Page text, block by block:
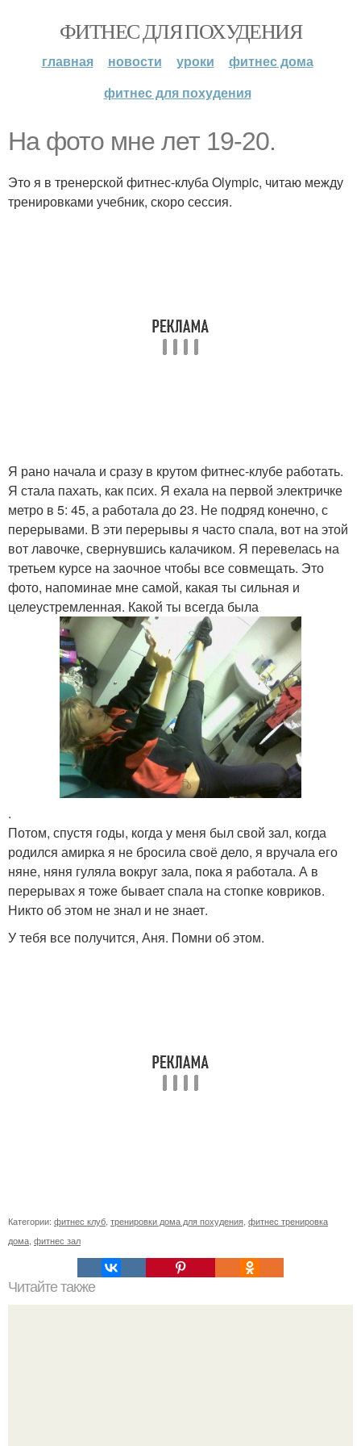
ФИТНЕС ДЛЯ ПОХУДЕНИЯ
главная новости уроки
фитнес дома
фитнес для похудения
На фото мне лет 19-20.
Это я в тренерской фитнес-клуба Olympic, читаю между
тренировками учебник, скоро сессия.
Я рано начала и сразу в крутом фитнес-клубе работать.
Я стала пахать, как псих. Я ехала на первой электричке
метро в 5: 45, а работала до 23. Не подряд конечно, с
перерывами. В эти перерывы я часто спала, вот на этой
вот лавочке, свернувшись калачиком. Я перевелась на
третьем курсе на заочное чтобы все совмещать. Это
фото, напоминае мне самой, какая ты сильная и
целеустремленная. Какой ты всегда была
.
Потом, спустя годы, когда у меня был свой зал, когда
родился амирка я не бросила своё дело, я вручала его
няне, няня гуляла вокруг зала, пока я работала. А в
перерывах я тоже бывает спала на стопке ковриков.
Никто об этом не знал и не знает.
У тебя все получится, Аня. Помни об этом.
Категории: фитнес клуб тренировки дома для похудения фитнес тренировка
дома фитнес зал
Читайте также